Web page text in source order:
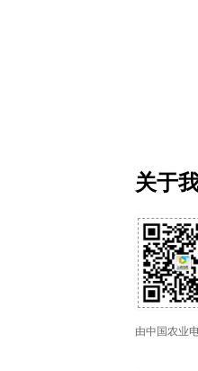
关于
由中国农业